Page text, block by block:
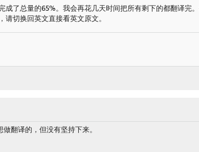
成了总量的65%。我会再花几天时间把所有剩下的都翻译完
请切换回英文直接看英文原文。
翻译的，但没有坚持下来。